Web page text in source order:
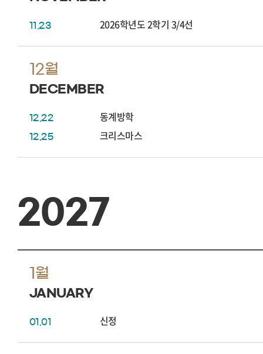
11.23 2026학년도 2학기 3/4선
12월
DECEMBER
12.22 동계방학
12.25 크리스마스
2027
1월
JANUARY
01.01 신정